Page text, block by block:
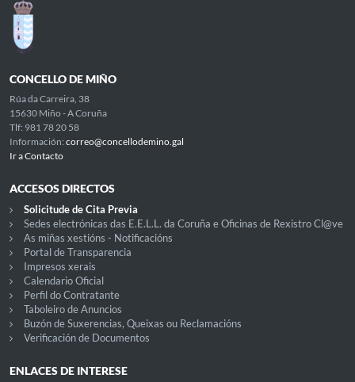
CONCELLO DE MIÑO
Rúa da Carreira, 38
15630 Miño - A Coruña
Tlf: 981 78 20 58
Información: correo@concellodemino.gal
Ir a Contacto
ACCESOS DIRECTOS
Solicitude de Cita Previa
Sedes electrónicas das E.E.L.L. da Coruña e Oficinas de Rexistro Cl@ve
As miñas xestións - Notificacións
Portal de Transparencia
Impresos xerais
Calendario Oficial
Perfil do Contratante
Taboleiro de Anuncios
Buzón de Suxerencias, Queixas ou Reclamacións
Verificación de Documentos
ENLACES DE INTERESE